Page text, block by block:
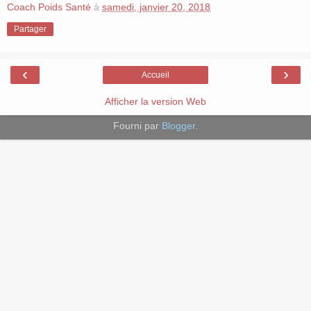
Coach Poids Santé à samedi, janvier 20, 2018
Partager
‹ ›
Accueil
Afficher la version Web
Fourni par Blogger.